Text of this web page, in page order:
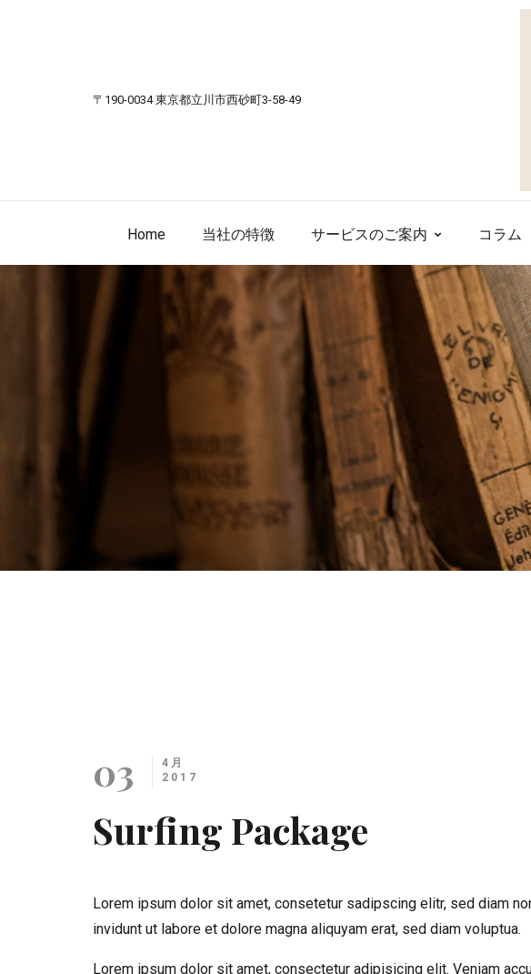
〒190-0034 東京都立川市西砂町3-58-49
Home 当社の特徴 サービスのご案内 コラム
03
4月
2017
Surfing Package
Lorem ipsum dolor sit amet, consetetur sadipscing elitr, sed diam
invidunt ut labore et dolore magna aliquyam erat, sed diam voluptua.
Lorem ipsum dolor sit amet, consectetur adipisicing elit. Veniam